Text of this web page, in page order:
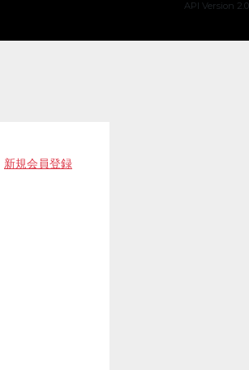
API Version 2.0
新規会員登録